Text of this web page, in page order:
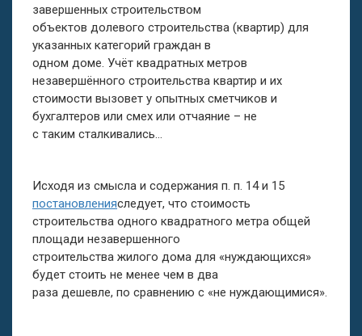
завершенных строительством
объектов долевого строительства (квартир) для
указанных категорий граждан в
одном доме. Учёт квадратных метров
незавершённого строительства квартир и их
стоимости вызовет у опытных сметчиков и
бухгалтеров или смех или отчаяние – не
с таким сталкивались…
Исходя из смысла и содержания п. п. 14 и 15
постановленияследует, что стоимость
строительства одного квадратного метра общей
площади незавершенного
строительства жилого дома для «нуждающихся»
будет стоить не менее чем в два
раза дешевле, по сравнению с «не нуждающимися».